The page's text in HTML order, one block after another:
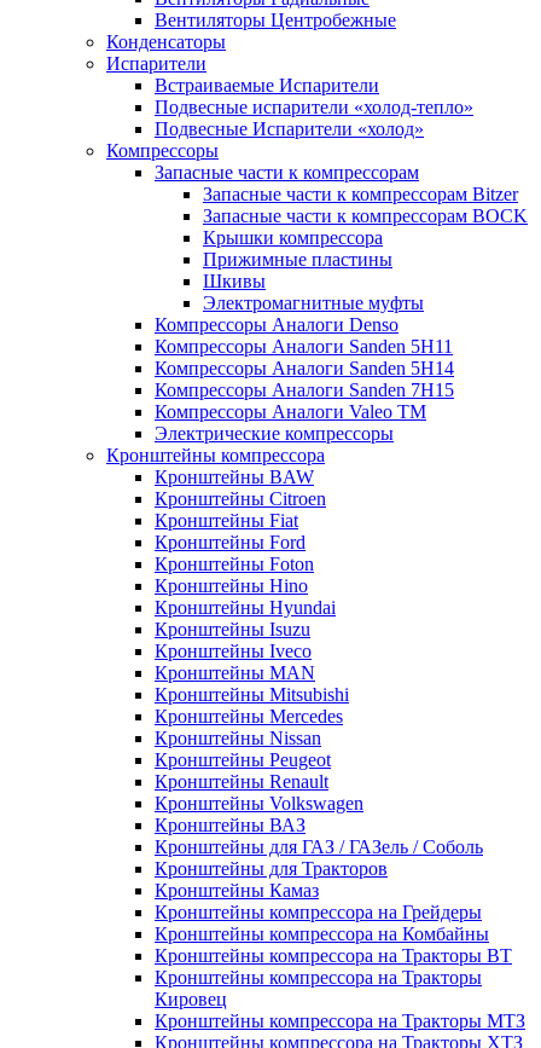
Вентиляторы Центробежные
Конденсаторы
Испарители
Встраиваемые Испарители
Подвесные испарители «холод-тепло»
Подвесные Испарители «холод»
Компрессоры
Запасные части к компрессорам
Запасные части к компрессорам Bitzer
Запасные части к компрессорам BOCK
Крышки компрессора
Прижимные пластины
Шкивы
Электромагнитные муфты
Компрессоры Аналоги Denso
Компрессоры Аналоги Sanden 5H11
Компрессоры Аналоги Sanden 5H14
Компрессоры Аналоги Sanden 7H15
Компрессоры Аналоги Valeo ТМ
Электрические компрессоры
Кронштейны компрессора
Кронштейны BAW
Кронштейны Citroen
Кронштейны Fiat
Кронштейны Ford
Кронштейны Foton
Кронштейны Hino
Кронштейны Hyundai
Кронштейны Isuzu
Кронштейны Iveco
Кронштейны MAN
Кронштейны Mitsubishi
Кронштейны Mеrcedes
Кронштейны Nissan
Кронштейны Peugeot
Кронштейны Renault
Кронштейны Volkswagen
Кронштейны ВАЗ
Кронштейны для ГАЗ / ГАЗель / Соболь
Кронштейны для Тракторов
Кронштейны Камаз
Кронштейны компрессора на Грейдеры
Кронштейны компрессора на Комбайны
Кронштейны компрессора на Тракторы ВТ
Кронштейны компрессора на Тракторы
Кировец
Кронштейны компрессора на Тракторы МТЗ
Кронштейны компрессора на Тракторы ХТЗ